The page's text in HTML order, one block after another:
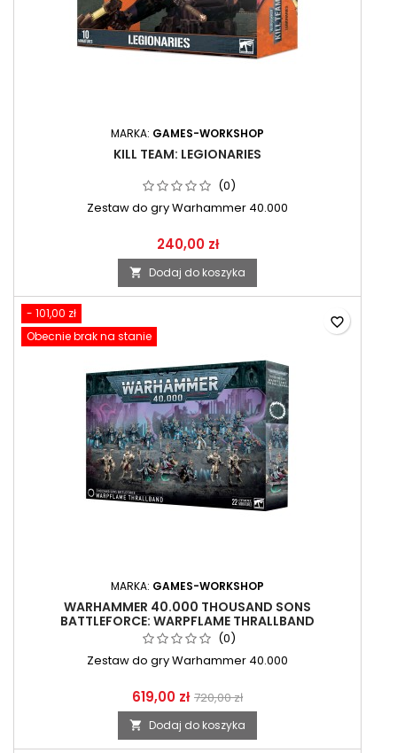
MARKA: GAMES-WORKSHOP
KILL TEAM: LEGIONARIES
(0)
Zestaw do gry Warhammer 40.000
240,00 zł
 Dodaj do koszyka
- 101,00 zł
Obecnie brak na stanie
MARKA: GAMES-WORKSHOP
WARHAMMER 40.000 THOUSAND SONS
BATTLEFORCE: WARPFLAME THRALLBAND
(0)
Zestaw do gry Warhammer 40.000
619,00 zł 720,00 zł
 Dodaj do koszyka
favorite_border